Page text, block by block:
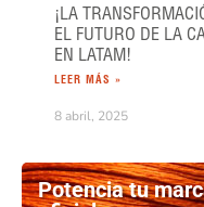
¡LA
EL FUTURO DE LA
EN LATAM!
LEER MÁS »
8 abril, 2025
Potencia tu